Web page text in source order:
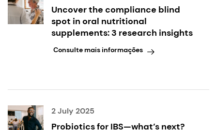
Uncover the compliance blind
spot in oral nutritional
supplements: 3 research insights
Consulte mais informações
2 July 2025
Probiotics for IBS—what’s next?